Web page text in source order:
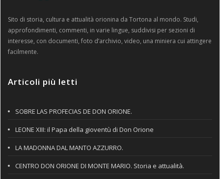
Sito di storia, cultura e attualità orionina da Tortona al mondo. Studi,
approfondimenti, commenti, in varie lingue, suddivisi per sezioni di
interesse, con documenti, foto d’archivio, video, una miniera cui attingere
facilmente.
Articoli più letti
SOBRE LAS PROFECIAS DE DON ORIONE.
LEONE XIII: il Papa della gioventù di Don Orione
LA MADONNA DAL MANTO AZZURRO.
CENTRO DON ORIONE DI MONTE MARIO. Storia e attualità.